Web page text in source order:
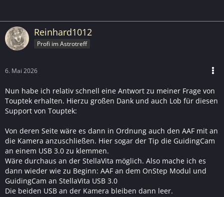
Reinhard1012
Profi im Astrotreff
6. Mai 2026
Nun habe ich relativ schnell eine Antwort zu meiner Frage von
Touptek erhalten. Hierzu großen Dank und auch Lob für diesen
Support von Touptek:
Von deren Seite wäre es dann in Ordnung auch den AAF mit an
die Kamera anzuschließen. Hier sogar der Tip die GuidingCam
an einem USB 3.0 zu klemmen.
Wäre durchaus an der StellaVita möglich. Also mache ich es
dann wieder wie zu Beginn: AAF an dem OnStep Modul und
GuidingCam an StellaVita USB 3.0
Die beiden USB an der Kamera bleiben dann leer.